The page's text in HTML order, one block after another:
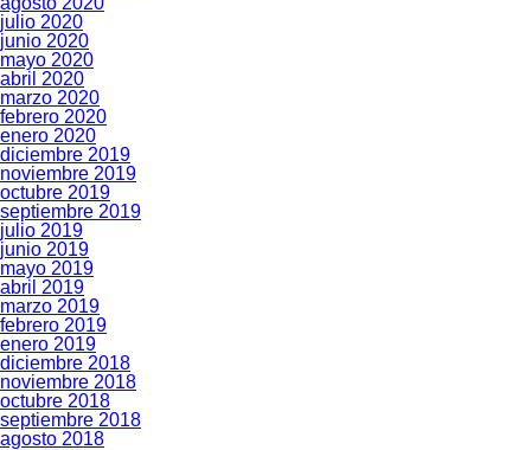
julio 2020
junio 2020
mayo 2020
abril 2020
marzo 2020
febrero 2020
enero 2020
diciembre 2019
noviembre 2019
octubre 2019
septiembre 2019
julio 2019
junio 2019
mayo 2019
abril 2019
marzo 2019
febrero 2019
enero 2019
diciembre 2018
noviembre 2018
octubre 2018
septiembre 2018
agosto 2018